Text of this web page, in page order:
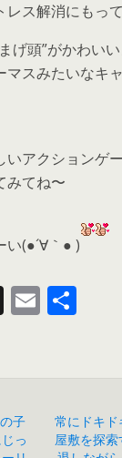
レス解消にもっ
げ頭”がかわい
スみたいなキ
アクションゲー
みてね〜
い(●´∀｀● )
T
d
s
E
子
っ
常にドキ
屋敷を探